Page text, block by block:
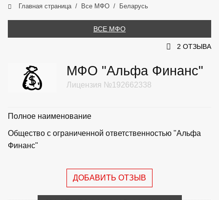
Главная страница Все МФО Беларусь
ВСЕ МФО
2 ОТЗЫВА
МФО "Альфа Финанс"
Лицензия №192662338
Полное наименование
Общество с ограниченной ответственностью "Альфа
Финанс"
ДОБАВИТЬ ОТЗЫВ